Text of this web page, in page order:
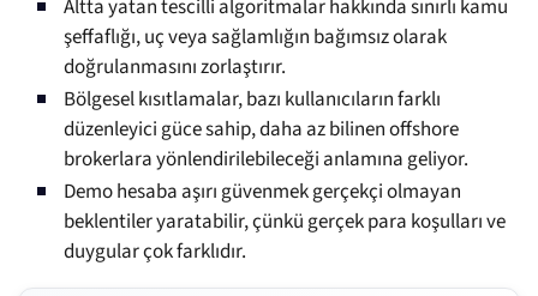
Altta yatan tescilli algoritmalar hakkında sınırlı kamu
şeffaflığı, uç veya sağlamlığın bağımsız olarak
doğrulanmasını zorlaştırır.
Bölgesel kısıtlamalar, bazı kullanıcıların farklı
düzenleyici güce sahip, daha az bilinen offshore
brokerlara yönlendirilebileceği anlamına geliyor.
Demo hesaba aşırı güvenmek gerçekçi olmayan
beklentiler yaratabilir, çünkü gerçek para koşulları ve
duygular çok farklıdır.